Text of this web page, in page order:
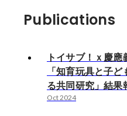
Publications
トイサブ！ｘ慶
「知育玩具と子
る共同研究」結果
Oct 2024